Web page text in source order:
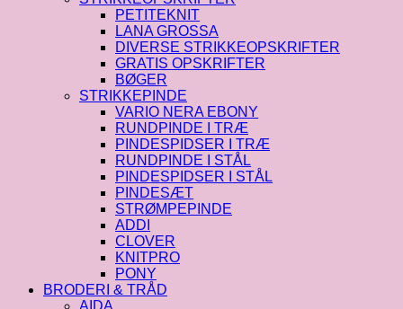
PETITEKNIT
LANA GROSSA
DIVERSE STRIKKEOPSKRIFTER
GRATIS OPSKRIFTER
BØGER
STRIKKEPINDE
VARIO NERA EBONY
RUNDPINDE I TRÆ
PINDESPIDSER I TRÆ
RUNDPINDE I STÅL
PINDESPIDSER I STÅL
PINDESÆT
STRØMPEPINDE
ADDI
CLOVER
KNITPRO
PONY
BRODERI & TRÅD
AIDA